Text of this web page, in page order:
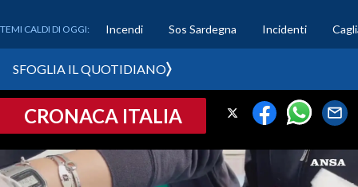
CRONACA SARDEGNA
PROVINCIA DI CAGLIARI
TEMI CALDI DI OGGI: Incendi Sos Sardegna Incidenti
SFOGLIA IL QUOTIDIANO
CRONACA ITALIA